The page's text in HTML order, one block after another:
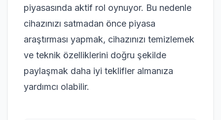
piyasasında aktif rol oynuyor. Bu nedenle
cihazınızı satmadan önce piyasa
araştırması yapmak, cihazınızı temizlemek
ve teknik özelliklerini doğru şekilde
paylaşmak daha iyi teklifler almanıza
yardımcı olabilir.